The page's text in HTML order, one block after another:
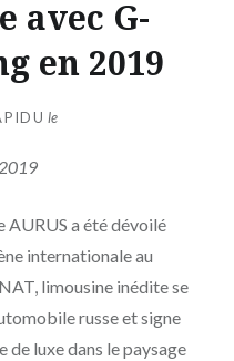
avec G-
en 2019
le
AURUS a été dévoilé
internationale au
limousine inédite se
russe et signe
de luxe dans le paysage